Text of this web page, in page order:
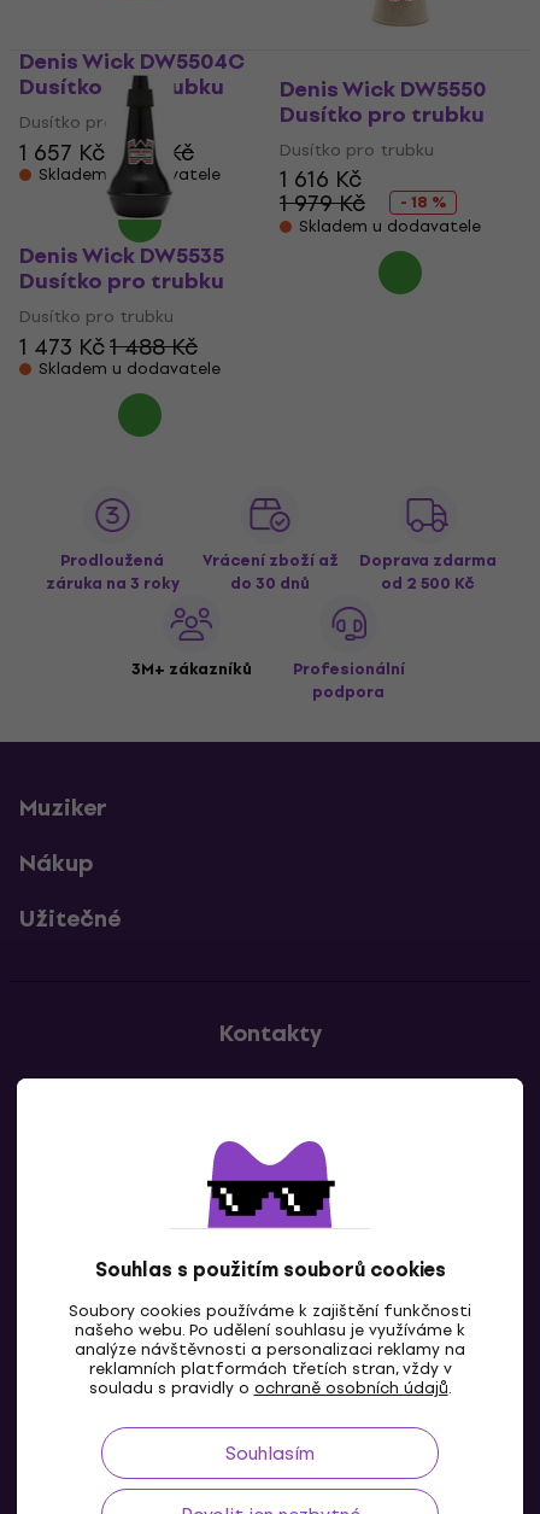
Souhlas s použitím souborů cookies
Soubory cookies používáme k zajištění funkčnosti
našeho webu. Po udělení souhlasu je využíváme k
analýze návštěvnosti a personalizaci reklamy na
reklamních platformách třetích stran, vždy v
souladu s pravidly o ochraně osobních údajů.
Souhlasím
Denis Wick DW5504C
Dusítko pro trubku
Dusítko pro trubku
1 657 Kč 1 674 Kč
Skladem u dodavatele
Denis Wick DW5550
Dusítko pro trubku
Dusítko pro trubku
1 616 Kč
1 979 Kč
- 18 %
Skladem u dodavatele
Denis Wick DW5535
Dusítko pro trubku
Dusítko pro trubku
1 473 Kč1 488 Kč
Skladem u dodavatele
Prodloužená
záruka na 3 roky
Vrácení zboží až
do 30 dnů
Doprava zdarma
od 2 500 Kč
3M+ zákazníků
Profesionální
podpora
Muziker
Nákup
Užitečné
Kontakty
CZ